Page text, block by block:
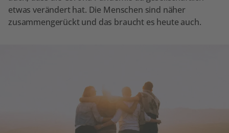
etwas verändert hat. Die Menschen sind näher
zusammengerückt und das braucht es heute auch.